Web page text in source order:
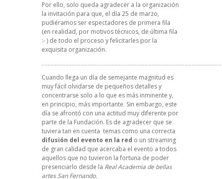
Por ello, solo queda agradecer a la organización
la invitación para que, el día 25 de marzo,
pudiéramos ser espectadores de primera fila
(en realidad, por motivos técnicos, de última fila
:- ) de todo el proceso y felicitarles por la
exquisita organización.
Cuando llega un día de semejante magnitud es
muy fácil olvidarse de pequeños detalles y
concentrarse solo a lo que es más inminente y,
en principio, más importante. Sin embargo, este
día se afrontó con una actitud muy diferente por
parte de la Fundación. Es de agradecer que se
tuviera tan en cuenta temas como una correcta
difusión del evento en la red o un streaming
de gran calidad que acercaba el evento a todos
aquellos que no tuvieron la fortuna de poder
presenciarlo desde la Real Academia de bellas
artes San Fernando.